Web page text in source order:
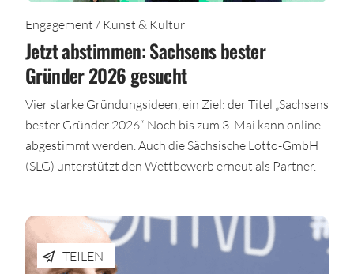
Engagement / Kunst & Kultur
Jetzt abstimmen: Sachsens bester
Gründer 2026 gesucht
Vier starke Gründungsideen, ein Ziel: der Titel „Sachsens
bester Gründer 2026“. Noch bis zum 3. Mai kann online
abgestimmt werden. Auch die Sächsische Lotto-GmbH
(SLG) unterstützt den Wettbewerb erneut als Partner.
TEILEN